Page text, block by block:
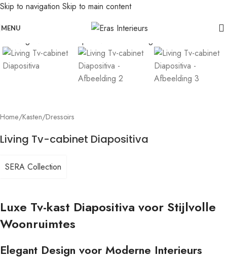
Skip to navigation Skip to main content
MENU
Home/Kasten/Dressoirs
Living Tv-cabinet Diapositiva
SERA Collection
Luxe Tv-kast Diapositiva voor Stijlvolle
Woonruimtes
Elegant Design voor Moderne Interieurs